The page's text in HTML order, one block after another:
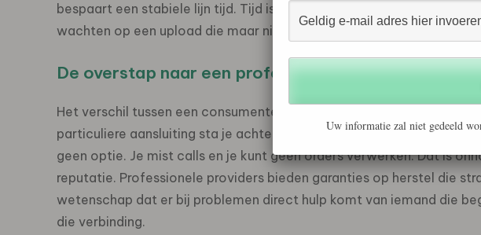
bespaart een stabiele lijn tijd. Tijd is geld maar tijd is ook de energie
wachten op een upload die maar niet klaar is.
De overstap naar een professionele lijn
Het verschil tussen een consumentenlijntje en een zakelijke
particuliere aansluiting sta je achteraan in de rij als er een storing
geen optie. Je mist calls en je kunt geen orders verwerken. Dat is
reputatie. Professionele providers bieden garanties op herstel die
wetenschap dat er bij problemen direct hulp komt van iemand die
die verbinding.
Uw informatie zal niet gedeeld